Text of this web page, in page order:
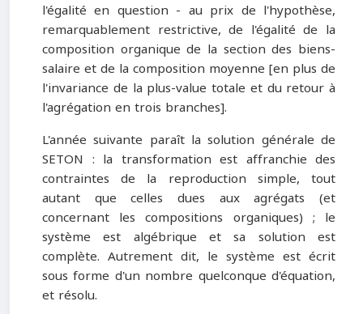
l'égalité en question - au prix de l'hypothèse,
remarquablement restrictive, de l'égalité de la
composition organique de la section des biens-
salaire et de la composition moyenne [en plus de
l'invariance de la plus-value totale et du retour à
l'agrégation en trois branches].
L'année suivante paraît la solution générale de
SETON : la transformation est affranchie des
contraintes de la reproduction simple, tout
autant que celles dues aux agrégats (et
concernant les compositions organiques) ; le
système est algébrique et sa solution est
complète. Autrement dit, le système est écrit
sous forme d'un nombre quelconque d'équation,
et résolu.